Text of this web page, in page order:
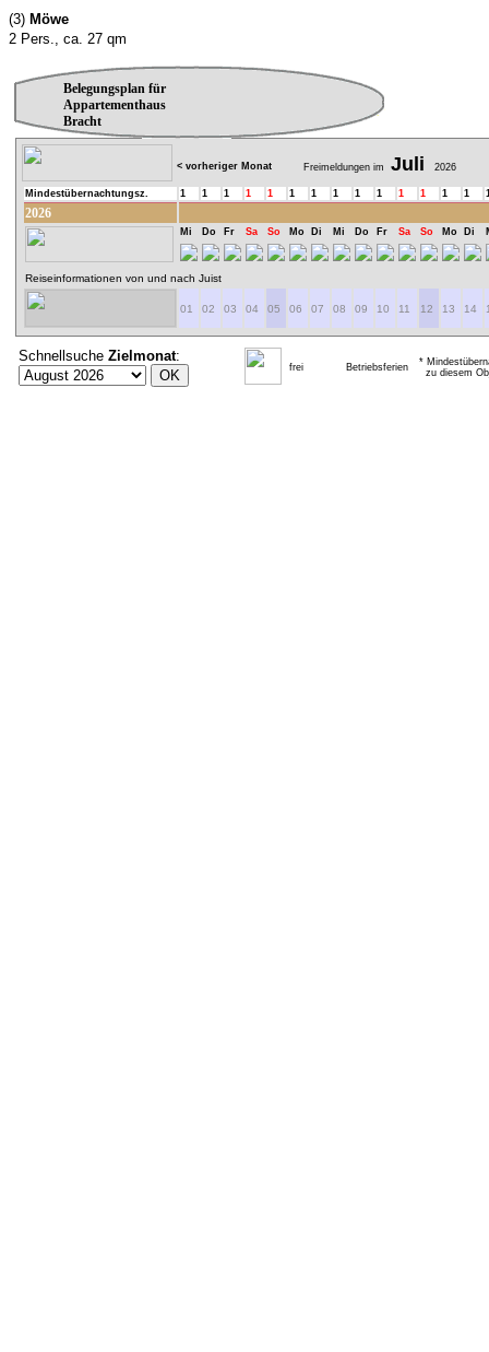
(3) Möwe
2 Pers., ca. 27 qm
Belegungsplan für
Appartementhaus
Bracht
< vorheriger Monat Freimeldungen im Juli 2026
Mindestübernachtungsz. 1 1 1 1 1 1 1 1 1 1 1 1 1 1
2026
Mi Do Fr Sa So Mo Di Mi Do Fr Sa So Mo Di
Reiseinformationen von und nach Juist
01 02 03 04 05 06 07 08 09 10 11 12 13 14
Schnellsuche Zielmonat:
frei Betriebsferien
*
zu diesem